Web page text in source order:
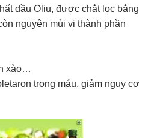
dầu Oliu, được chắt lọc bằng
nguyên mùi vị thành phần
xào…​
trong máu, giảm nguy cơ